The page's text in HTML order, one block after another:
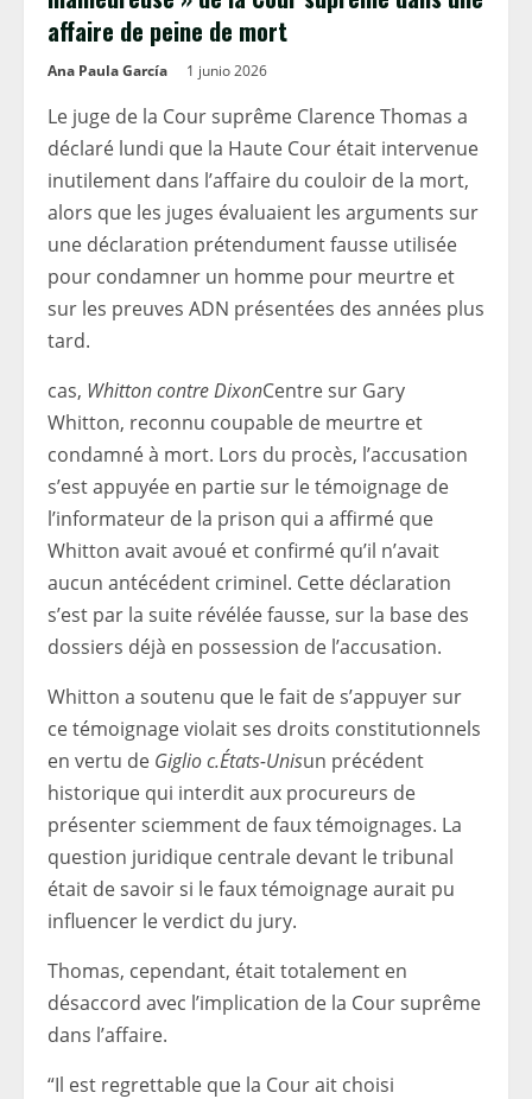
affaire de peine de mort
Ana Paula García 1 junio 2026
Le juge de la Cour suprême Clarence Thomas a
déclaré lundi que la Haute Cour était intervenue
inutilement dans l’affaire du couloir de la mort,
alors que les juges évaluaient les arguments sur
une déclaration prétendument fausse utilisée
pour condamner un homme pour meurtre et
sur les preuves ADN présentées des années plus
tard.
cas, Whitton contre DixonCentre sur Gary
Whitton, reconnu coupable de meurtre et
condamné à mort. Lors du procès, l’accusation
s’est appuyée en partie sur le témoignage de
l’informateur de la prison qui a affirmé que
Whitton avait avoué et confirmé qu’il n’avait
aucun antécédent criminel. Cette déclaration
s’est par la suite révélée fausse, sur la base des
dossiers déjà en possession de l’accusation.
Whitton a soutenu que le fait de s’appuyer sur
ce témoignage violait ses droits constitutionnels
en vertu de Giglio c.États-Unisun précédent
historique qui interdit aux procureurs de
présenter sciemment de faux témoignages. La
question juridique centrale devant le tribunal
était de savoir si le faux témoignage aurait pu
influencer le verdict du jury.
Thomas, cependant, était totalement en
désaccord avec l’implication de la Cour suprême
dans l’affaire.
“Il est regrettable que la Cour ait choisi